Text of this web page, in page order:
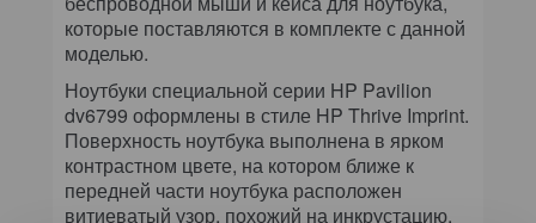
которые поставляются в комплекте с данной
моделью.
Ноутбуки специальной серии HP Pavilion
dv6799 оформлены в стиле HP Thrive Imprint.
Поверхность ноутбука выполнена в ярком
контрастном цвете, на котором ближе к
передней части ноутбука расположен
витиеватый узор, похожий на инкрустацию.